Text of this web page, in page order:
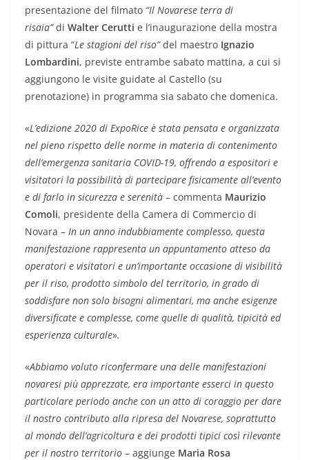
presentazione del filmato “Il Novarese terra di
risaia” di Walter Cerutti e l’inaugurazione della mostra
di pittura “Le stagioni del riso”del maestro Ignazio
Lombardini, previste entrambe sabato mattina, a cui si
aggiungono le visite guidate al Castello (su
prenotazione) in programma sia sabato che domenica.
«L’edizione 2020 di ExpoRice è stata pensata e organizzata
nel pieno rispetto delle norme in materia di contenimento
dell’emergenza sanitaria COVID-19, offrendo a espositori e
visitatori la possibilità di partecipare fisicamente all’evento
e di farlo in sicurezza e serenità – commenta Maurizio
Comoli, presidente della Camera di Commercio di
Novara – In un anno indubbiamente complesso, questa
manifestazione rappresenta un appuntamento atteso da
operatori e visitatori e un’importante occasione di visibilità
per il riso, prodotto simbolo del territorio, in grado di
soddisfare non solo bisogni alimentari, ma anche esigenze
diversificate e complesse, come quelle di qualità, tipicità ed
esperienza culturale».
«Abbiamo voluto riconfermare una delle manifestazioni
novaresi più apprezzate, era importante esserci in questo
particolare periodo anche con un atto di coraggio per dare
il nostro contributo alla ripresa del Novarese, soprattutto
al mondo dell’agricoltura e dei prodotti tipici così rilevante
per il nostro territorio – aggiunge Maria Rosa